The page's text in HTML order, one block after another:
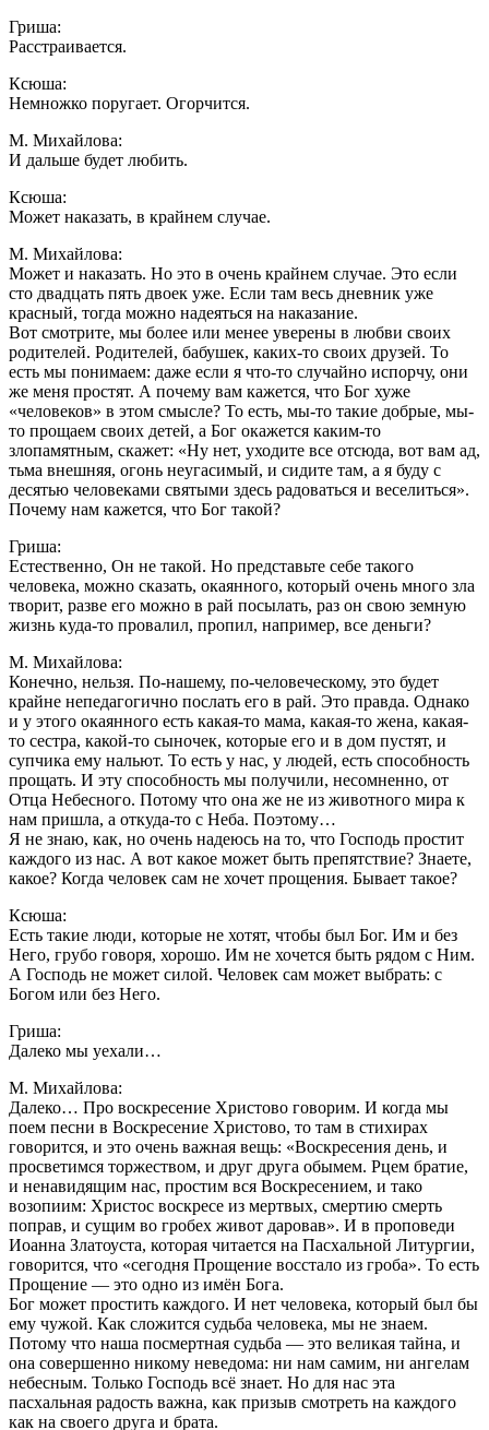
Гриша:
Расстраивается.
Ксюша:
Немножко поругает. Огорчится.
М. Михайлова:
И дальше будет любить.
Ксюша:
Может наказать, в крайнем случае.
М. Михайлова:
Может и наказать. Но это в очень крайнем случае. Это если
сто двадцать пять двоек уже. Если там весь дневник уже
красный, тогда можно надеяться на наказание.
Вот смотрите, мы более или менее уверены в любви своих
родителей. Родителей, бабушек, каких-то своих друзей. То
есть мы понимаем: даже если я что-то случайно испорчу, они
же меня простят. А почему вам кажется, что Бог хуже
«человеков» в этом смысле? То есть, мы-то такие добрые, мы-
то прощаем своих детей, а Бог окажется каким-то
злопамятным, скажет: «Ну нет, уходите все отсюда, вот вам ад,
тьма внешняя, огонь неугасимый, и сидите там, а я буду с
десятью человеками святыми здесь радоваться и веселиться».
Почему нам кажется, что Бог такой?
Гриша:
Естественно, Он не такой. Но представьте себе такого
человека, можно сказать, окаянного, который очень много зла
творит, разве его можно в рай посылать, раз он свою земную
жизнь куда-то провалил, пропил, например, все деньги?
М. Михайлова:
Конечно, нельзя. По-нашему, по-человеческому, это будет
крайне непедагогично послать его в рай. Это правда. Однако
и у этого окаянного есть какая-то мама, какая-то жена, какая-
то сестра, какой-то сыночек, которые его и в дом пустят, и
супчика ему нальют. То есть у нас, у людей, есть способность
прощать. И эту способность мы получили, несомненно, от
Отца Небесного. Потому что она же не из животного мира к
нам пришла, а откуда-то с Неба. Поэтому…
Я не знаю, как, но очень надеюсь на то, что Господь простит
каждого из нас. А вот какое может быть препятствие? Знаете,
какое? Когда человек сам не хочет прощения. Бывает такое?
Ксюша:
Есть такие люди, которые не хотят, чтобы был Бог. Им и без
Него, грубо говоря, хорошо. Им не хочется быть рядом с Ним.
А Господь не может силой. Человек сам может выбрать: с
Богом или без Него.
Гриша:
Далеко мы уехали…
М. Михайлова:
Далеко… Про воскресение Христово говорим. И когда мы
поем песни в Воскресение Христово, то там в стихирах
говорится, и это очень важная вещь: «Воскресения день, и
просветимся торжеством, и друг друга обымем. Рцем братие,
и ненавидящим нас, простим вся Воскресением, и тако
возопиим: Христос воскресе из мертвых, смертию смерть
поправ, и сущим во гробех живот даровав». И в проповеди
Иоанна Златоуста, которая читается на Пасхальной Литургии,
говорится, что «сегодня Прощение восстало из гроба». То есть
Прощение — это одно из имён Бога.
Бог может простить каждого. И нет человека, который был бы
ему чужой. Как сложится судьба человека, мы не знаем.
Потому что наша посмертная судьба — это великая тайна, и
она совершенно никому неведома: ни нам самим, ни ангелам
небесным. Только Господь всё знает. Но для нас эта
пасхальная радость важна, как призыв смотреть на каждого
как на своего друга и брата.